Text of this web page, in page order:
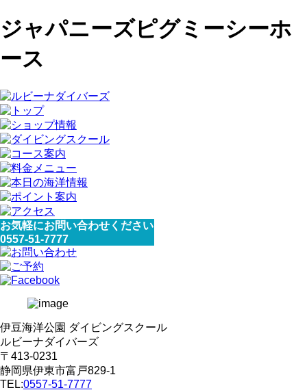
ジャパニーズピグミーシーホ
ース
お気軽にお問い合わせください
0557-51-7777
伊豆海洋公園 ダイビングスクール
ルビーナダイバーズ
〒413-0231
静岡県伊東市富戸829-1
TEL:0557-51-7777